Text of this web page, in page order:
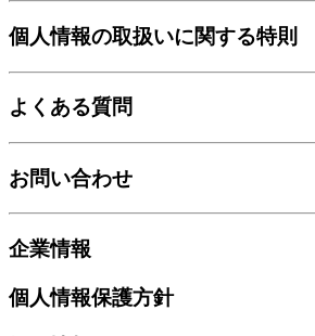
個人情報の取扱いに関する特則
よくある質問
お問い合わせ
企業情報
個人情報保護方針